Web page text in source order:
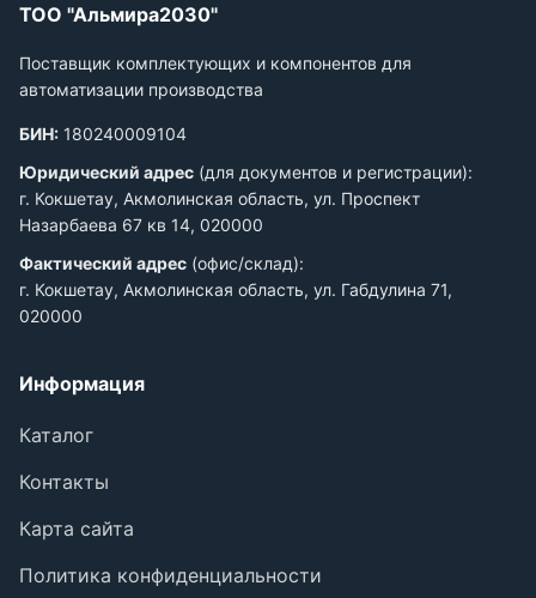
ТОО "Альмира2030"
Поставщик комплектующих и компонентов для
автоматизации производства
БИН: 180240009104
Юридический адрес (для документов и регистрации):
г. Кокшетау, Акмолинская область, ул. Проспект
Назарбаева 67 кв 14, 020000
Фактический адрес (офис/склад):
г. Кокшетау, Акмолинская область, ул. Габдулина 71,
020000
Информация
Каталог
Контакты
Карта сайта
Политика конфиденциальности